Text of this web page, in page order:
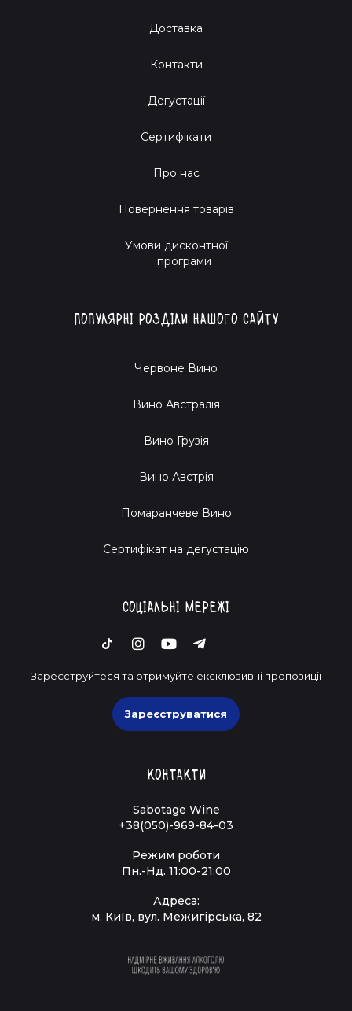
Доставка
Контакти
Дегустації
Сертифікати
Про нас
Повернення товарів
Умови дисконтної
програми
Популярні розділи нашого сайту
Червоне Вино
Вино Австралія
Вино Грузія
Вино Австрія
Помаранчеве Вино
Cертифікат на дегустацію
Соціальні мережі
Зареєструйтеся та отримуйте ексклюзивні пропозиції
Зареєструватися
Контакти
Sabotage Wine
+38(050)-969-84-03
Режим роботи
Пн.-Нд. 11:00-21:00
Адреса:
м. Київ, вул. Межигірська, 82